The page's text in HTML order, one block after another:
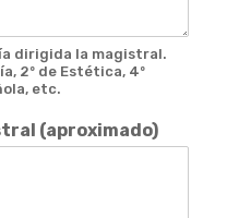
dirigida la magistral.
2º de Estética, 4º
etc.
(aproximado)